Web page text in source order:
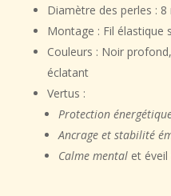
Diamètre des perles : 8
Montage : Fil élastique
Couleurs : Noir
éclatant
Vertus :
Protection
Ancrage et stabilité
Calme mentalet éveil